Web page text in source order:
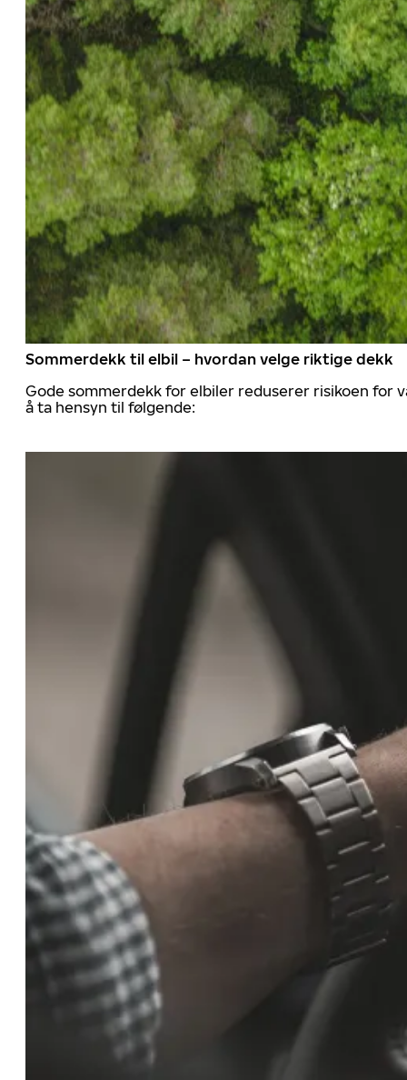
Sommerdekk til elbil – hvordan velge riktige dekk
Gode sommerdekk for elbiler reduserer risikoen for
å ta hensyn til følgende: